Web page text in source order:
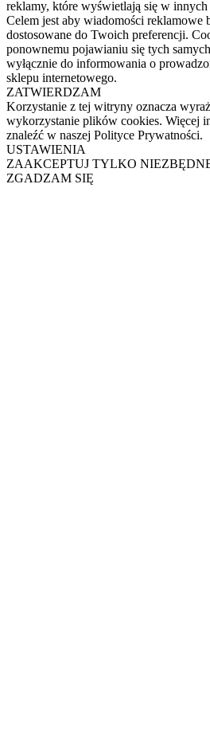
reklamy, które wyświetlają się w
Celem jest aby wiadomości reklamowe
dostosowane do Twoich preferencji.
ponownemu pojawianiu się tych
wyłącznie do informowania o
sklepu internetowego.
ZATWIERDZAM
Korzystanie z tej witryny oznacza
wykorzystanie plików cookies. Więcej
znaleźć w naszej Polityce Prywatności.
USTAWIENIA
ZAAKCEPTUJ TYLKO
ZGADZAM SIĘ